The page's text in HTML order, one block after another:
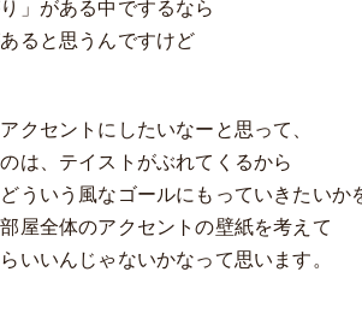
り」がある中でするなら
ると思うんですけど
クセントにしたいなーと思って、
は、テイストがぶれてくるから
ういう風なゴールにもっていきたいか
屋全体のアクセントの壁紙を考えて
いいんじゃないかなって思います。